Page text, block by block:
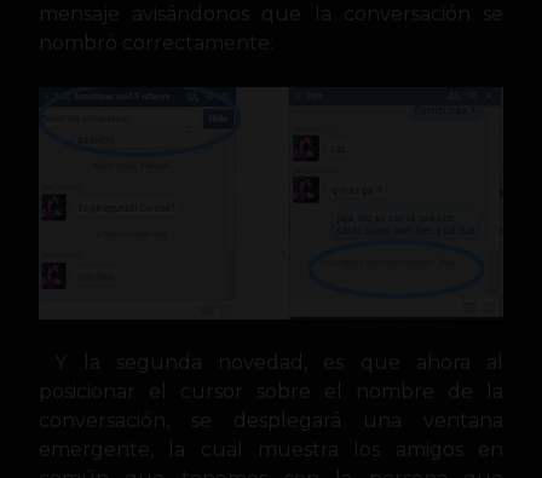
mensaje avisándonos que la conversación se
nombró correctamente:
Y la segunda novedad, es que ahora al
posicionar el cursor sobre el nombre de la
conversación, se desplegará una ventana
emergente, la cual muestra los amigos en